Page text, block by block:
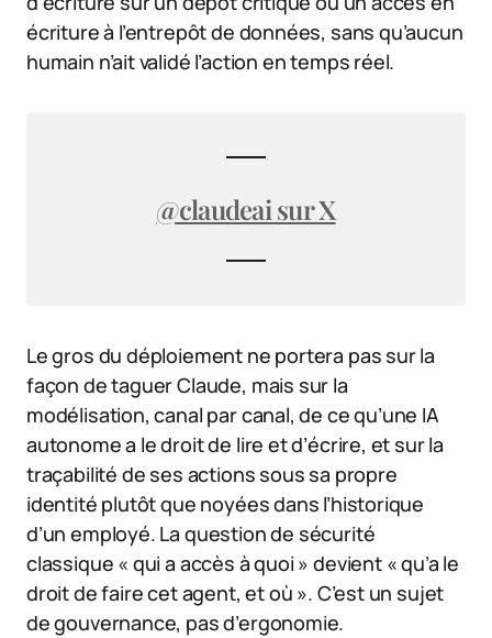
écriture à l’entrepôt de données, sans qu’aucun
humain n’ait validé l’action en temps réel.
@claudeai sur X
Le gros du déploiement ne portera pas sur la
façon de taguer Claude, mais sur la
modélisation, canal par canal, de ce qu’une IA
autonome a le droit de lire et d’écrire, et sur la
traçabilité de ses actions sous sa propre
identité plutôt que noyées dans l’historique
d’un employé. La question de sécurité
classique « qui a accès à quoi » devient « qu’a le
droit de faire cet agent, et où ». C’est un sujet
de gouvernance, pas d’ergonomie.